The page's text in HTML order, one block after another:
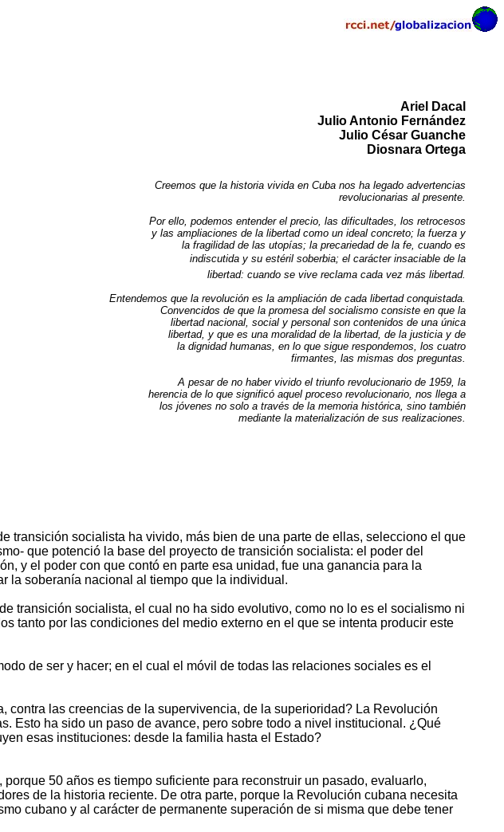
Ariel Dacal
Julio Antonio Fernández
Julio César Guanche
Diosnara Ortega
Creemos que la historia vivida en Cuba nos ha legado advertencias
revolucionarias al presente.
Por ello, podemos entender el precio, las dificultades, los retrocesos
y las ampliaciones de la libertad como un ideal concreto; la fuerza y
la fragilidad de las utopías; la precariedad de la fe, cuando es
indiscutida y su estéril soberbia; el carácter insaciable de la
libertad: cuando se vive reclama cada vez más libertad.
Entendemos que la revolución es la ampliación de cada libertad conquistada.
Convencidos de que la promesa del socialismo consiste en que la
libertad nacional, social y personal son contenidos de una única
libertad, y que es una moralidad de la libertad, de la justicia y de
la dignidad humanas, en lo que sigue respondemos, los cuatro
firmantes, las mismas dos preguntas.
A pesar de no haber vivido el triunfo revolucionario de 1959, la
herencia de lo que significó aquel proceso revolucionario, nos llega a
los jóvenes no solo a través de la memoria histórica, sino también
mediante la materialización de sus realizaciones.
transición socialista ha vivido, más bien de una parte de ellas, selecciono el que
que potenció la base del proyecto de transición socialista: el poder del
y el poder con que contó en parte esa unidad, fue una ganancia para la
la soberanía nacional al tiempo que la individual.
transición socialista, el cual no ha sido evolutivo, como no lo es el socialismo ni
tanto por las condiciones del medio externo en el que se intenta producir este
de ser y hacer; en el cual el móvil de todas las relaciones sociales es el
las creencias de la supervivencia, de la superioridad? La Revolución
Esto ha sido un paso de avance, pero sobre todo a nivel institucional. ¿Qué
esas instituciones: desde la familia hasta el Estado?
50 años es tiempo suficiente para reconstruir un pasado, evaluarlo,
de la historia reciente. De otra parte, porque la Revolución cubana necesita
cubano y al carácter de permanente superación de si misma que debe tener